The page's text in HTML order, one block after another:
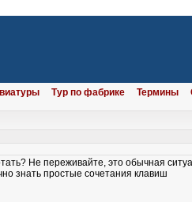
Тур по фабрике Термины
Не переживайте, это обычная
знать простые сочетания клавиш